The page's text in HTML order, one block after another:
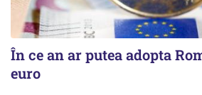
În ce an ar putea adopta
euro